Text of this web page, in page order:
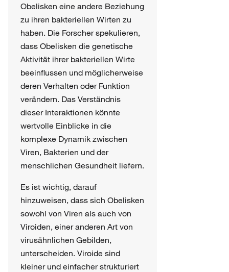
Obelisken eine andere Beziehung
zu ihren bakteriellen Wirten zu
haben. Die Forscher spekulieren,
dass Obelisken die genetische
Aktivität ihrer bakteriellen Wirte
beeinflussen und möglicherweise
deren Verhalten oder Funktion
verändern. Das Verständnis
dieser Interaktionen könnte
wertvolle Einblicke in die
komplexe Dynamik zwischen
Viren, Bakterien und der
menschlichen Gesundheit liefern.
Es ist wichtig, darauf
hinzuweisen, dass sich Obelisken
sowohl von Viren als auch von
Viroiden, einer anderen Art von
virusähnlichen Gebilden,
unterscheiden. Viroide sind
kleiner und einfacher strukturiert